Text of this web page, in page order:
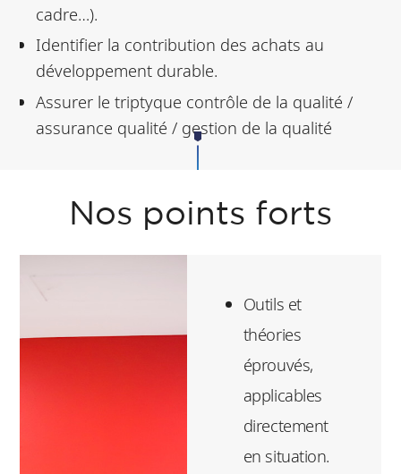
cadre…).
Identifier la contribution des achats au
développement durable.
Assurer le triptyque contrôle de la qualité /
assurance qualité / gestion de la qualité
Nos points forts
Outils et
théories
éprouvés,
applicables
directement
en situation.